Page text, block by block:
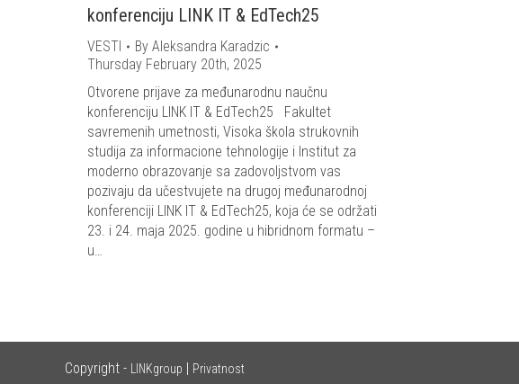
konferenciju LINK IT & EdTech25
VESTI By Aleksandra Karadzic
Thursday February 20th, 2025
Otvorene prijave za međunarodnu naučnu
konferenciju LINK IT & EdTech25 Fakultet
savremenih umetnosti, Visoka škola strukovnih
studija za informacione tehnologije i Institut za
moderno obrazovanje sa zadovoljstvom vas
pozivaju da učestvujete na drugoj međunarodnoj
konferenciji LINK IT & EdTech25, koja će se održati
23. i 24. maja 2025. godine u hibridnom formatu –
u…
Copyright - LINKgroup | Privatnost